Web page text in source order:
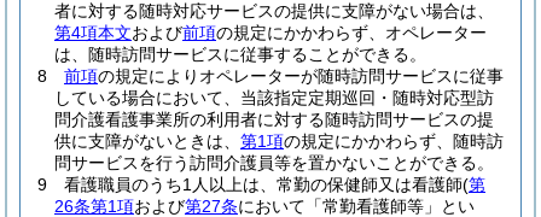
者に対する随時対応サービスの提供に支障がない場合は、
第4項本文および前項の規定にかかわらず、オペレーター
は、随時訪問サービスに従事することができる。
8
前項の規定によりオペレーターが随時訪問サービスに従事
している場合において、当該指定定期巡回・随時対応型訪
問介護看護事業所の利用者に対する随時訪問サービスの提
供に支障がないときは、 第1項の規定にかかわらず、随時訪
問サービスを行う訪問介護員等を置かないことができる。
9
看護職員のうち1人以上は、常勤の保健師又は看護師(第
26条第1項および第27条において「常勤看護師等」とい